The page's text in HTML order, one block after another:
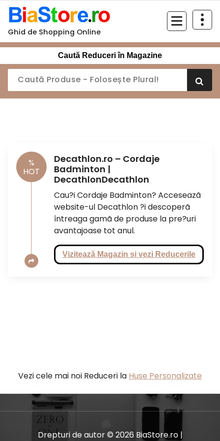
Sari
conținut
Ghid de Shopping Online
Caută Reduceri în Magazine
%
HOT
Decathlon.ro – Cordaje
Badminton |
DecathlonDecathlon
Cau?i Cordaje Badminton? Acceseazã
website-ul Decathlon ?i descoperã
întreaga gamã de produse la pre?uri
avantajoase tot anul.
Vizitează Magazin si vezi Reducerile
Vezi cele mai noi Reduceri la Huse Personalizate
Drepturi de autor © 2026 BiaStore.ro |